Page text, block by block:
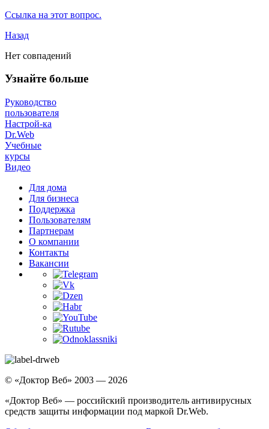
Ссылка на этот вопрос.
Назад
Нет совпадений
Узнайте больше
Руководство
пользователя
Настрой-ка
Dr.Web
Учебные
курсы
Видео
Для дома
Для бизнеса
Поддержка
Пользователям
Партнерам
О компании
Контакты
Вакансии
© «Доктор Веб» 2003 — 2026
«Доктор Веб» — российский производитель антивирусных
средств защиты информации под маркой Dr.Web.